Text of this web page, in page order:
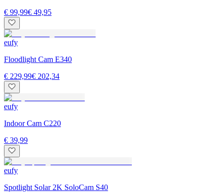
€ 99,99€ 49,95
eufy
Floodlight Cam E340
€ 229,99€ 202,34
eufy
Indoor Cam C220
€ 39,99
eufy
Spotlight Solar 2K SoloCam S40